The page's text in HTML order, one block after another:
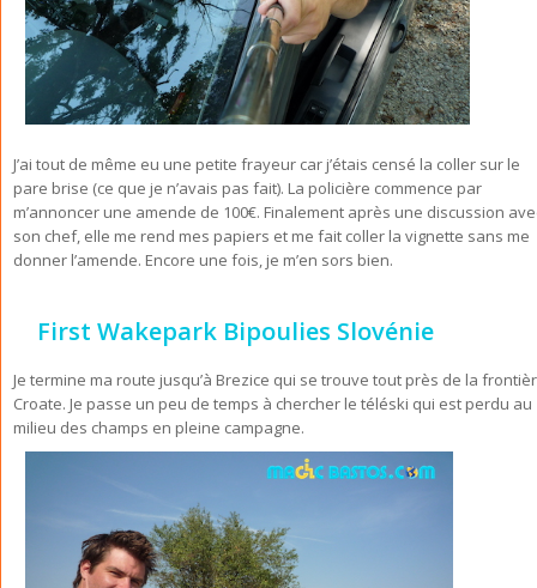
J’ai tout de même eu une petite frayeur car j’étais censé la coller sur le
pare brise (ce que je n’avais pas fait). La policière commence par
m’annoncer une amende de 100€. Finalement après une discussion
son chef, elle me rend mes papiers et me fait coller la vignette sans me
donner l’amende. Encore une fois, je m’en sors bien.
First Wakepark Bipoulies Slovénie
Je termine ma route jusqu’à Brezice qui se trouve tout près de la
Croate. Je passe un peu de temps à chercher le téléski qui est perdu au
milieu des champs en pleine campagne.